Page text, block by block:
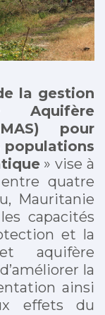
la gestion
Aquifère
pour
populations
» vise à
quatre
Mauritanie
capacités
et la
aquifère
la
ainsi
effets du